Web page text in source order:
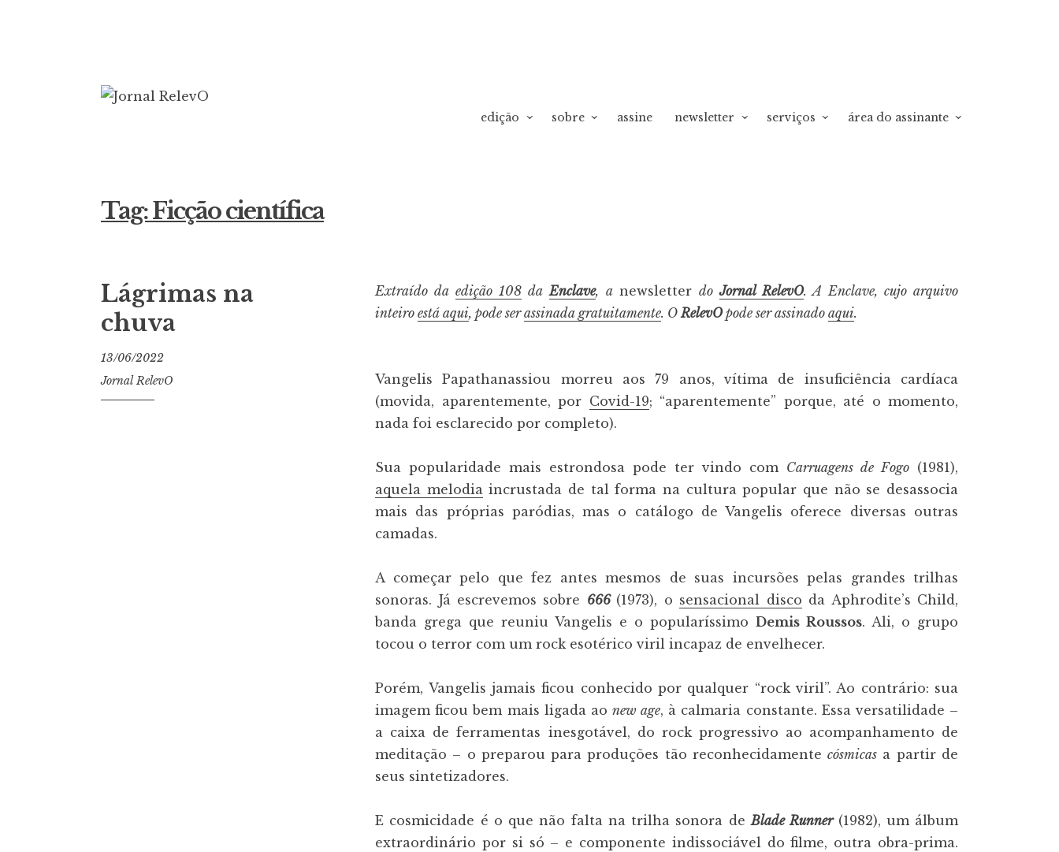
para
edição sobre assine newsletter serviços área do assinante
Tag:Ficção científica
Lágrimas na
chuva
13/06/2022
Jornal RelevO
Extraído daedição 108 daEnclave, a newsletter doJornal RelevO. A Enclave, cujo arquivo
inteiroestá aqui, pode serassinada gratuitamente. ORelevOpode ser assinadoaqui.
Vangelis Papathanassiou morreu aos 79 anos, vítima de insuficiência cardíaca
(movida, aparentemente, por Covid-19; “aparentemente” porque, até o momento,
nada foi esclarecido por completo).
Sua popularidade mais estrondosa pode ter vindo com Carruagens de Fogo (1981),
aquela melodiaincrustada de tal forma na cultura popular que não se desassocia
mais das próprias paródias, mas o catálogo de Vangelis oferece diversas outras
camadas.
A começar pelo que fez antes mesmos de suas incursões pelas grandes trilhas
sonoras. Já escrevemos sobre 666 (1973), o sensacional disco da Aphrodite’s Child,
banda grega que reuniu Vangelis e o popularíssimoDemis Roussos. Ali, o grupo
tocou o terror com um rock esotérico viril incapaz de envelhecer.
Porém, Vangelis jamais ficou conhecido por qualquer “rock viril”. Ao contrário: sua
imagem ficou bem mais ligada aonew age, à calmaria constante. Essa versatilidade –
a caixa de ferramentas inesgotável, do rock progressivo ao acompanhamento de
meditação – o preparou para produções tão reconhecidamentecósmicas a partir de
seus sintetizadores.
E cosmicidade é o que não falta na trilha sonora deBlade Runner (1982), um álbum
extraordinário por si só – e componente indissociável do filme, outra obra-prima.